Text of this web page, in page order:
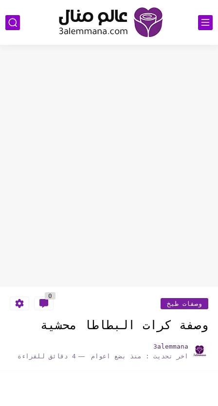
وصفات طبخ
0
وصفة كرات البطاطا محشية
3alemmana
اخر تحديث :
منذ بضع اعوام 4 دقائق للقراءة